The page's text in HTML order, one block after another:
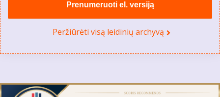
Prenumeruoti el. versiją
Peržiūrėti visą leidinių archyvą